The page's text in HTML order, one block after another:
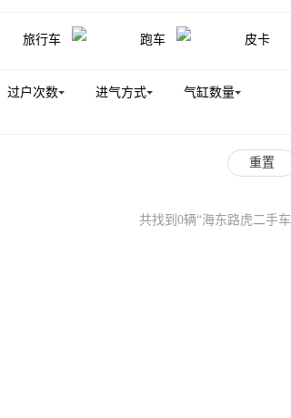
旅行车 跑车
皮卡
过户次数 进气方式
气缸数量
重置
共找到0辆“海东路虎二手车